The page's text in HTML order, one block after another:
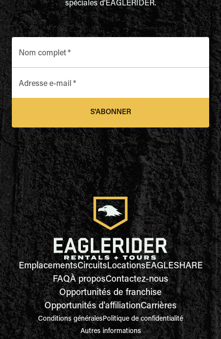
spéciales d'EAGLERIDER.
Nom complet*
Adresse e-mail *
S'ABONNER
EmplacementsCircuitsLocationsEAGLESHARE
FAQÀ proposContactez-nous
Opportunités de franchise
Opportunités d'affiliationCarrières
Conditions généralesPolitique de confidentialité
Autres informations